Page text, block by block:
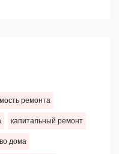
ремонта
капитальный ремонт
дома